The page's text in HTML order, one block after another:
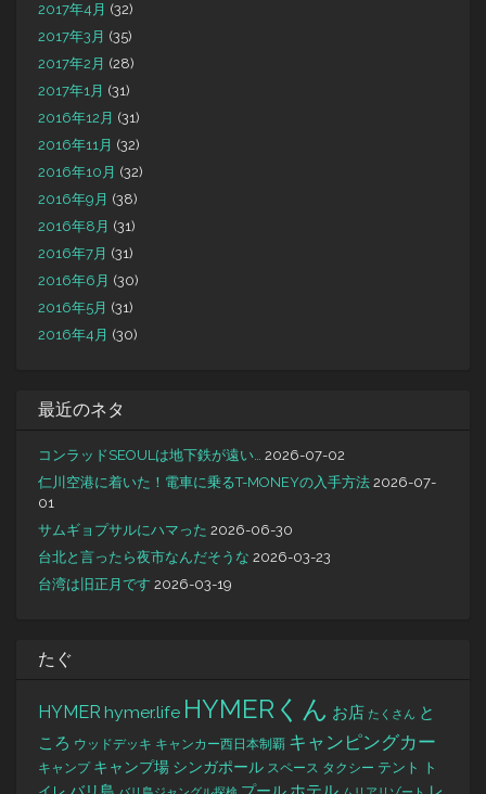
2017年4月 (32)
2017年3月 (35)
2017年2月 (28)
2017年1月 (31)
2016年12月 (31)
2016年11月 (32)
2016年10月 (32)
2016年9月 (38)
2016年8月 (31)
2016年7月 (31)
2016年6月 (30)
2016年5月 (31)
2016年4月 (30)
最近のネタ
コンラッドSEOULは地下鉄が遠い… 2026-07-02
仁川空港に着いた！電車に乗るT-MONEYの入手方法 2026-07-
01
サムギョプサルにハマった 2026-06-30
台北と言ったら夜市なんだそうな 2026-03-23
台湾は旧正月です 2026-03-19
たぐ
HYMER hymer.life HYMERくん お店 たくさん と
ころ ウッドデッキ キャンカー西日本制覇 キャンピングカー
キャンプ キャンプ場 シンガポール スペース タクシー テント
ト